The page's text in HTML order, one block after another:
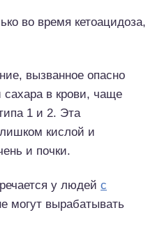
во время кетоацидоза,
вызванное опасно
сахара в крови, чаще
1 и 2. Эта
кислой и
и почки.
у людей с
могут вырабатывать